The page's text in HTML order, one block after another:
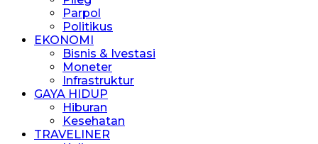
Parpol
Politikus
EKONOMI
Bisnis & Ivestasi
Moneter
Infrastruktur
GAYA HIDUP
Hiburan
Kesehatan
TRAVELINER